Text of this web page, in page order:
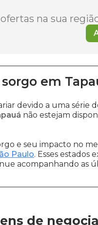
na sua
em
devido a uma série
não estejam
e seu impacto no
Paulo. Esses estados
acompanhando as
de